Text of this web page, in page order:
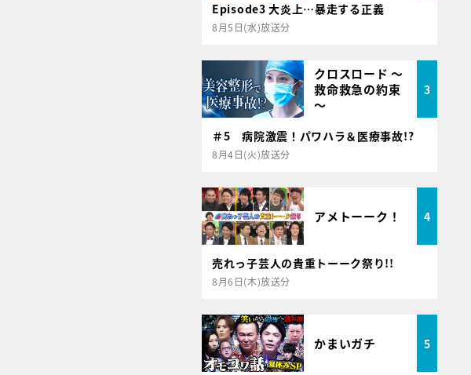
Episode3 大炎上…暴走する正義
8月5日(水)放送分
クロスロード ～
救命救急の約束
～
3
＃5 病院激震！パワハラ＆医療事故!?
8月4日(火)放送分
アメトーーク！ 4
売れっ子芸人の貴重トーーク祭り!!
8月6日(木)放送分
かまいガチ 5